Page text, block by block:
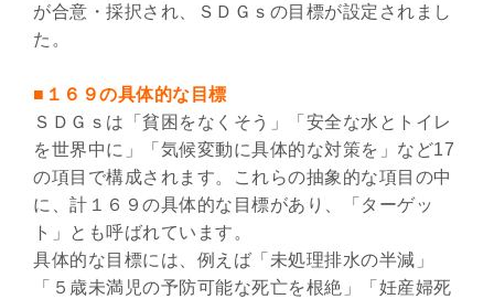
が合意・採択され、ＳＤＧｓの目標が設定されまし
た。
■１６９の具体的な目標
ＳＤＧｓは「貧困をなくそう」「安全な水とトイレ
を世界中に」「気候変動に具体的な対策を」など17
の項目で構成されます。これらの抽象的な項目の中
に、計１６９の具体的な目標があり、「ターゲッ
ト」とも呼ばれています。
具体的な目標には、例えば「未処理排水の半減」
「５歳未満児の予防可能な死亡を根絶」「妊産婦死